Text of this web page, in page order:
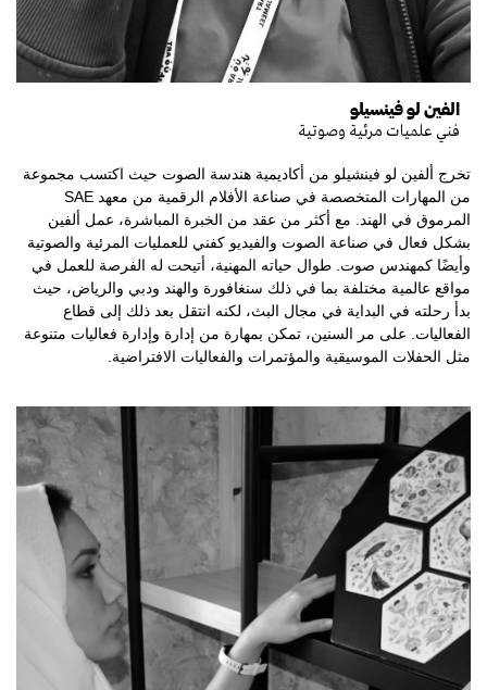
الفين لو فينسيلو
فني علميات مرئية وصوتية
تخرج ألفين لو فينشيلو من أكاديمية هندسة الصوت حيث اكتسب مجموعة
من المهارات المتخصصة في صناعة الأفلام الرقمية من معهد SAE
المرموق في الهند. مع أكثر من عقد من الخبرة المباشرة، عمل ألفين
بشكل فعال في صناعة الصوت والفيديو كفني للعمليات المرئية والصوتية
وأيضًا كمهندس صوت. طوال حياته المهنية، أتيحت له الفرصة للعمل في
مواقع عالمية مختلفة بما في ذلك سنغافورة والهند ودبي والرياض، حيث
بدأ رحلته في البداية في مجال البث، لكنه انتقل بعد ذلك إلى قطاع
الفعاليات. على مر السنين، تمكن بمهارة من إدارة وإدارة فعاليات متنوعة
مثل الحفلات الموسيقية والمؤتمرات والفعاليات الافتراضية.